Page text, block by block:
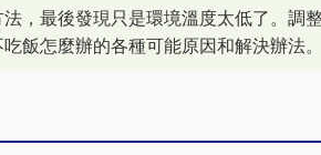
，最後發現只是環境溫度太低了。調
飯怎麼辦的各種可能原因和解決辦法。